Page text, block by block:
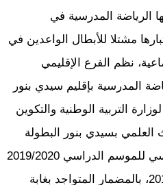
الرياضة المدرسية في
مشتلا للأبطال الواعدين في
نظم الفرع الإقليمي
المدرسية بإقليم سيدي بنور
التربية الوطنية والتكوين
العلمي بسيدي بنور البطولة
الإقليمية للعدو الريفي المدرسي للموسم الدراسي 2019/2020
وذلك يوم الأربعاء 27 نونبر 2019، بالمضمار المتواجد بغابة